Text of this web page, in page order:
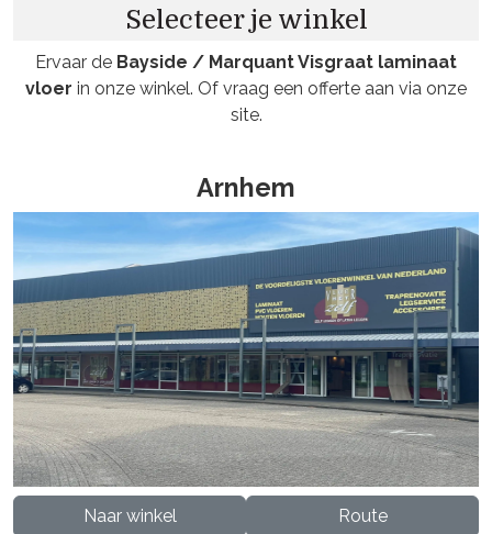
Selecteer je winkel
Ervaar de Bayside / Marquant Visgraat laminaat
vloer in onze winkel. Of vraag een offerte aan via onze
site.
Arnhem
Naar winkel Route